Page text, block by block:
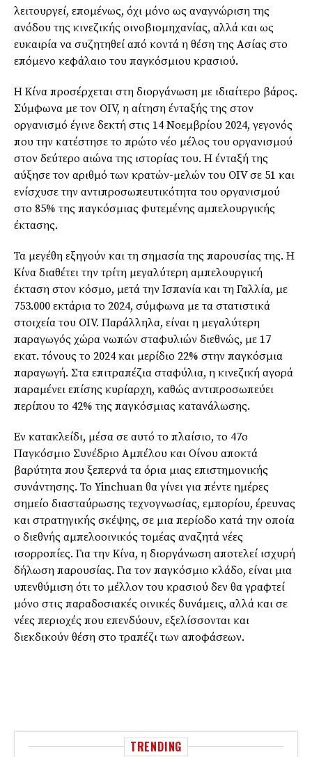
λειτουργεί, επομένως, όχι μόνο ως αναγνώριση της
ανόδου της κινεζικής οινοβιομηχανίας, αλλά και ως
ευκαιρία να συζητηθεί από κοντά η θέση της Ασίας στο
επόμενο κεφάλαιο του παγκόσμιου κρασιού.
Η Κίνα προσέρχεται στη διοργάνωση με ιδιαίτερο βάρος.
Σύμφωνα με τον OIV, η αίτηση ένταξής της στον
οργανισμό έγινε δεκτή στις 14 Νοεμβρίου 2024, γεγονός
που την κατέστησε το πρώτο νέο μέλος του οργανισμού
στον δεύτερο αιώνα της ιστορίας του. Η ένταξή της
αύξησε τον αριθμό των κρατών-μελών του OIV σε 51 και
ενίσχυσε την αντιπροσωπευτικότητα του οργανισμού
στο 85% της παγκόσμιας φυτεμένης αμπελουργικής
έκτασης.
Τα μεγέθη εξηγούν και τη σημασία της παρουσίας της. Η
Κίνα διαθέτει την τρίτη μεγαλύτερη αμπελουργική
έκταση στον κόσμο, μετά την Ισπανία και τη Γαλλία, με
753.000 εκτάρια το 2024, σύμφωνα με τα στατιστικά
στοιχεία του OIV. Παράλληλα, είναι η μεγαλύτερη
παραγωγός χώρα νωπών σταφυλιών διεθνώς, με 17
εκατ. τόνους το 2024 και μερίδιο 22% στην παγκόσμια
παραγωγή. Στα επιτραπέζια σταφύλια, η κινεζική αγορά
παραμένει επίσης κυρίαρχη, καθώς αντιπροσωπεύει
περίπου το 42% της παγκόσμιας κατανάλωσης.
Εν κατακλείδι, μέσα σε αυτό το πλαίσιο, το 47ο
Παγκόσμιο Συνέδριο Αμπέλου και Οίνου αποκτά
βαρύτητα που ξεπερνά τα όρια μιας επιστημονικής
συνάντησης. Το Yinchuan θα γίνει για πέντε ημέρες
σημείο διασταύρωσης τεχνογνωσίας, εμπορίου, έρευνας
και στρατηγικής σκέψης, σε μια περίοδο κατά την οποία
ο διεθνής αμπελοοινικός τομέας αναζητά νέες
ισορροπίες. Για την Κίνα, η διοργάνωση αποτελεί ισχυρή
δήλωση παρουσίας. Για τον παγκόσμιο κλάδο, είναι μια
υπενθύμιση ότι το μέλλον του κρασιού δεν θα γραφτεί
μόνο στις παραδοσιακές οινικές δυνάμεις, αλλά και σε
νέες περιοχές που επενδύουν, εξελίσσονται και
διεκδικούν θέση στο τραπέζι των αποφάσεων.
TRENDING